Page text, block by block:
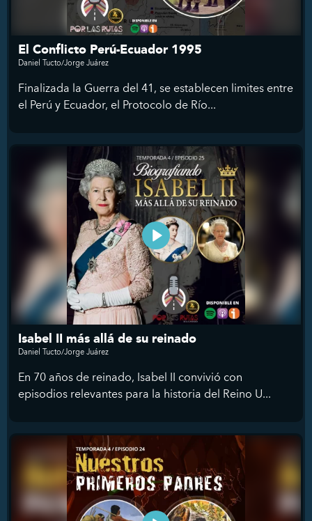
El Conflicto Perú-Ecuador 1995
Daniel Tucto/Jorge Juárez
Finalizada la Guerra del 41, se establecen limites entre
el Perú y Ecuador, el Protocolo de Río...
Isabel II más allá de su reinado
Daniel Tucto/Jorge Juárez
En 70 años de reinado, Isabel II convivió con
episodios relevantes para la historia del Reino U...